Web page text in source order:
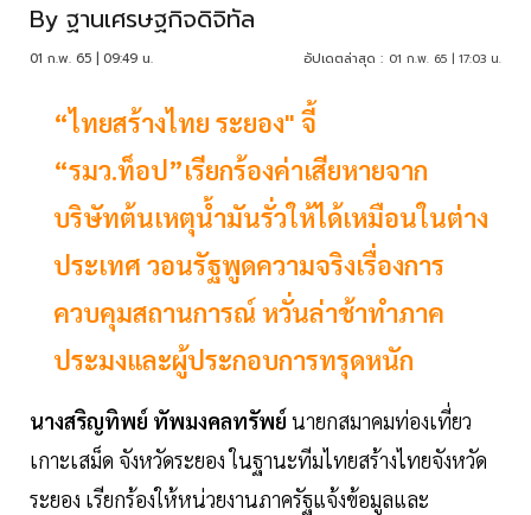
By ฐานเศรษฐกิจดิจิทัล
01 ก.พ. 65 | 09:49 น. อัปเดตล่าสุด : 01 ก.พ. 65 | 17:03 น.
“ไทยสร้างไทย ระยอง" จี้
“รมว.ท็อป”เรียกร้องค่าเสียหายจาก
บริษัทต้นเหตุน้ำมันรั่วให้ได้เหมือนในต่าง
ประเทศ วอนรัฐพูดความจริงเรื่องการ
ควบคุมสถานการณ์ หวั่นล่าช้าทำภาค
ประมงและผู้ประกอบการทรุดหนัก
นางสริญทิพย์ ทัพมงคลทรัพย์ นายกสมาคมท่องเที่ยว
เกาะเสม็ด จังหวัดระยอง ในฐานะทีมไทยสร้างไทยจังหวัด
ระยอง เรียกร้องให้หน่วยงานภาครัฐแจ้งข้อมูลและ